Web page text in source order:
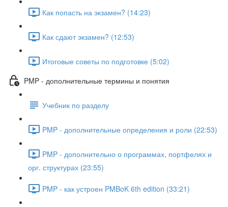
Как попасть на экзамен? (14:23)
Как сдают экзамен? (12:53)
Итоговые советы по подготовке (5:02)
PMP - дополнительные термины и понятия
Учебник по разделу
PMP - дополнительные определения и роли (22:53)
PMP - дополнительно о программах, портфелях и
орг. структурах (23:55)
PMP - как устроен PMBoK 6th edition (33:21)